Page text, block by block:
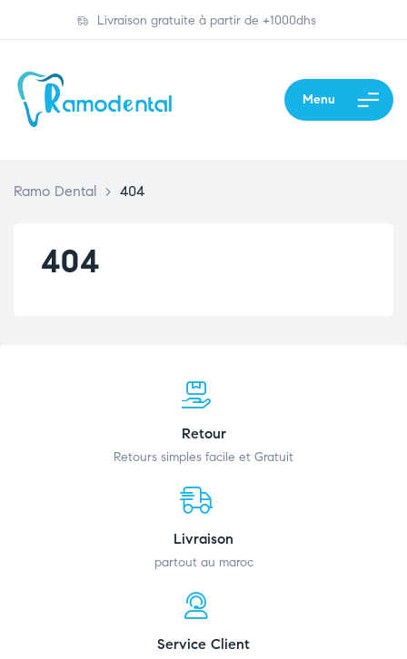
Livraison gratuite à partir de +1000dhs
Menu
Ramo Dental > 404
404
Retour
Retours simples facile et Gratuit
Livraison
partout au maroc
Service Client